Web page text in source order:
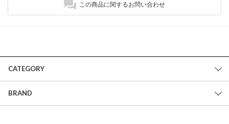
この商品に関するお問い合わせ
CATEGORY
BRAND